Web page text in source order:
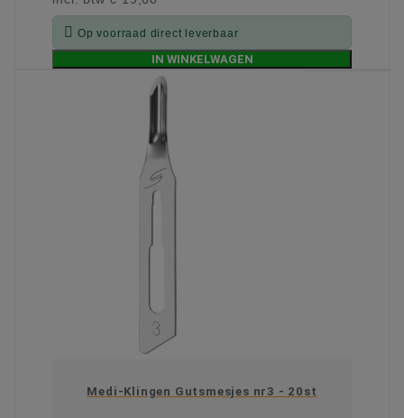
 Op voorraad direct leverbaar
IN WINKELWAGEN
Medi-Klingen Gutsmesjes nr3 - 20st